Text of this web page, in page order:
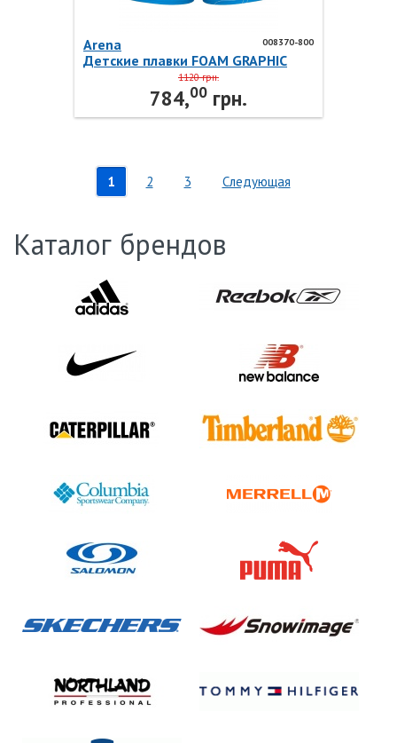
008370-800
Arena
Детские плавки FOAM GRAPHIC
SWIM SHORT 008370-800 Arena
1120 грн.
784,00 грн.
1 2 3 Следующая
Каталог брендов